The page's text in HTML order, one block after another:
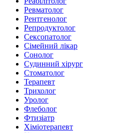
Ревматолог
Рентгенолог
Репродуктолог
Сексопатолог
Сімейний лікар
Сонолог
Судинний хірург
Стоматолог
Терапевт
Трихолог
Уролог
Флеболог
Фтизіатр
Хіміотерапевт